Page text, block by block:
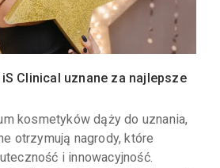
Clinical uznane za najlepsze
kosmetyków dąży do uznania,
otrzymują nagrody, które
i innowacyjność.